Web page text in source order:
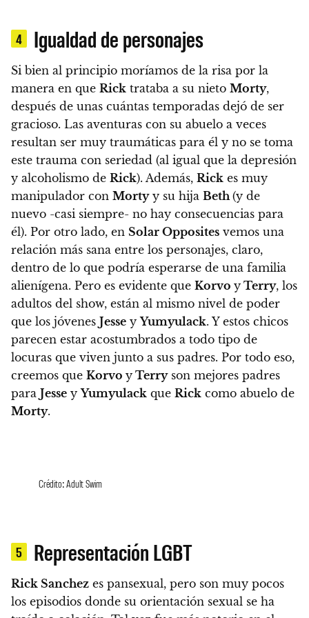
4 Igualdad de personajes
Si bien al principio moríamos de la risa por la
manera en que Rick trataba a su nieto Morty,
después de unas cuántas temporadas dejó de ser
gracioso. Las aventuras con su abuelo a veces
resultan ser muy traumáticas para él y no se toma
este trauma con seriedad (al igual que la depresión
y alcoholismo de Rick). Además, Rick es muy
manipulador con Mortyy su hija Beth (y de
nuevo -casi siempre- no hay consecuencias para
él). Por otro lado, en Solar Opposites vemos una
relación más sana entre los personajes, claro,
dentro de lo que podría esperarse de una familia
alienígena. Pero es evidente que Korvo y Terry, los
adultos del show, están al mismo nivel de poder
que los jóvenes Jesse yYumyulack. Y estos chicos
parecen estar acostumbrados a todo tipo de
locuras que viven junto a sus padres. Por todo eso,
creemos que Korvo y Terryson mejores padres
para Jesse yYumyulack que Rick como abuelo de
Morty.
Crédito: Adult Swim
5 Representación LGBT
Rick Sanchez es pansexual, pero son muy pocos
los episodios donde su orientación sexual se ha